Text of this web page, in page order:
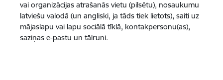
vai organizācijas atrašanās vietu (pilsētu), nosaukumu
latviešu valodā (un angliski, ja tāds tiek lietots), saiti uz
mājaslapu vai lapu sociālā tīklā, kontakpersonu(as),
saziņas e-pastu un tālruni.